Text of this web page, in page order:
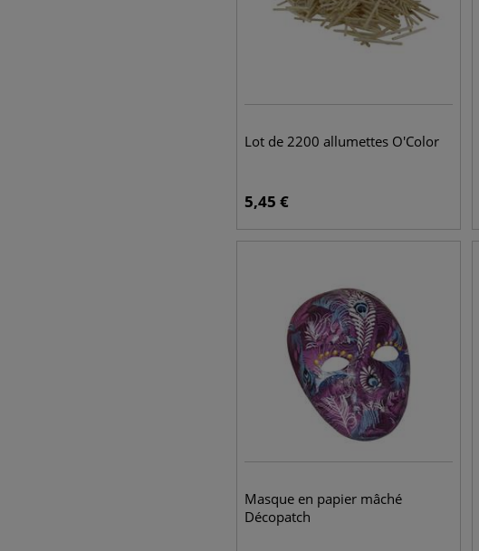
Lot de 2200 allumettes O'Color
5,45 €
Masque en papier mâché
Décopatch